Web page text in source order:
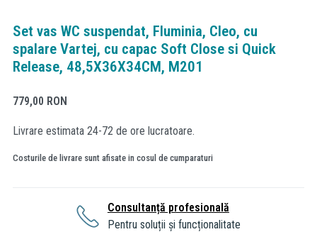
Set vas WC suspendat, Fluminia, Cleo, cu
spalare Vartej, cu capac Soft Close si Quick
Release, 48,5X36X34CM, M201
779,00 RON
Livrare estimata 24-72 de ore lucratoare.
Costurile de livrare sunt afisate in cosul de cumparaturi
Consultanță profesională
Pentru soluții și funcționalitate